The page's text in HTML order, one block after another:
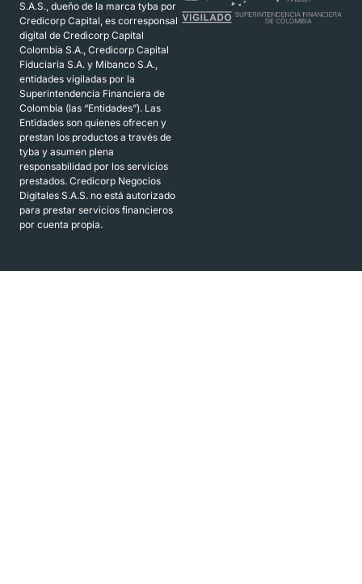
S.A.S., dueño de la marca tyba por
Credicorp Capital, es corresponsal
digital de Credicorp Capital
Colombia S.A., Credicorp Capital
Fiduciaria S.A. y Mibanco S.A.,
entidades vigiladas por la
Superintendencia Financiera de
Colombia (las “Entidades”). Las
Entidades son quienes ofrecen y
prestan los productos a través de
tyba y asumen plena
responsabilidad por los servicios
prestados. Credicorp Negocios
Digitales S.A.S. no está autorizado
para prestar servicios financieros
por cuenta propia.